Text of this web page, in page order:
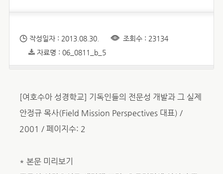
작성일자 : 2013.08.30.
조회수 : 23134
자료명 : 06_0811_b_5
[여호수아 성경학교] 기독인들의 전문성 개발과 그 실제
안정규 목사(Field Mission Perspectives 대표) /
2001 / 페이지수: 2
* 본문 미리보기